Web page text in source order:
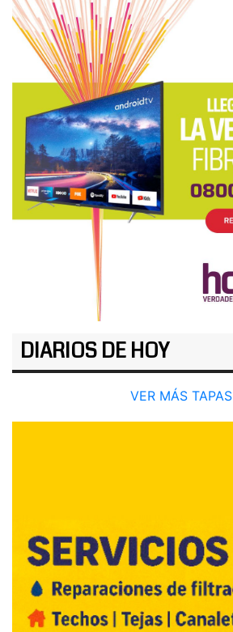
DIARIOS DE HOY
VER MÁS TAPAS